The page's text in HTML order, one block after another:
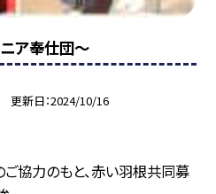
ア奉仕団〜
更新日 2024/10/16
ご協力のもと、赤い羽根共同募